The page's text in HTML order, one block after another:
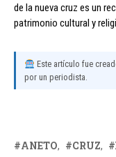
de la nueva cruz es un
patrimonio cultural y
Este artículo fue
por un periodista.
ANETO CRUZ